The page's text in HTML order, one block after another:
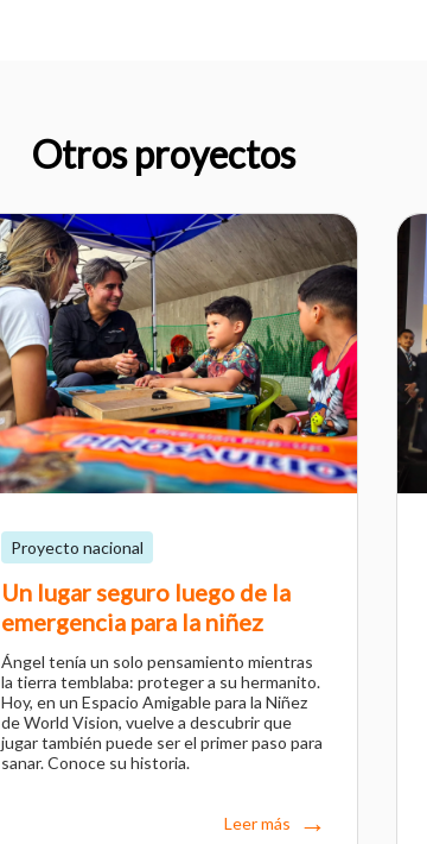
Otros proyectos
Proyecto nacional
Un lugar seguro luego de la
emergencia para la niñez
Ángel tenía un solo pensamiento mientras
la tierra temblaba: proteger a su hermanito.
Hoy, en un Espacio Amigable para la Niñez
de World Vision, vuelve a descubrir que
jugar también puede ser el primer paso para
sanar. Conoce su historia.
Leer más